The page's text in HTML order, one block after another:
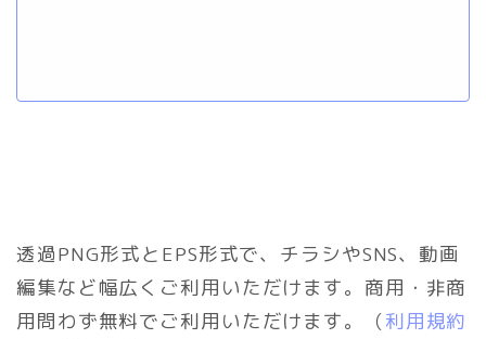
透過PNG形式とEPS形式で、チラシやSNS、動画
編集など幅広くご利用いただけます。商用・非商
用問わず無料でご利用いただけます。（利用規約